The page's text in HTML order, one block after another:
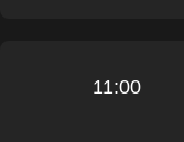
11:00